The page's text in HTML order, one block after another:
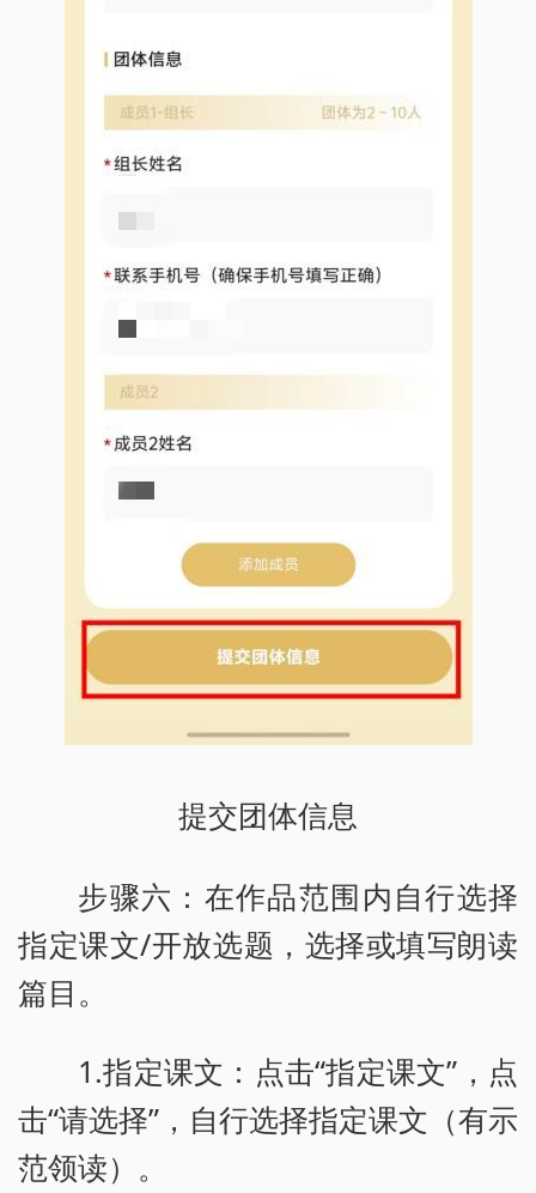
提交团体信息
步骤六：在作品范围内自行选择
指定课文/开放选题，选择或填写朗读
篇目。
1.指定课文：点击“指定课文”，点
击“请选择”，自行选择指定课文（有示
范领读）。